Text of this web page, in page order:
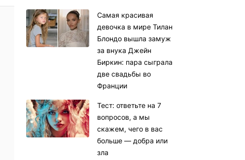
Самая красивая
девочка в мире Тилан
Блондо вышла замуж
за внука Джейн
Биркин: пара сыграла
две свадьбы во
Франции
Тест: ответьте на 7
вопросов, а мы
скажем, чего в вас
больше — добра или
зла